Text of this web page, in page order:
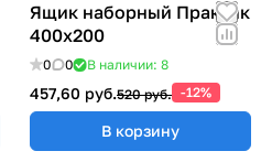
Ящик наборный Практик
400x200
0 0 В наличии: 8
457,60 руб.520 руб. -12%
В корзину